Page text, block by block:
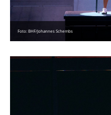
Foto: BHF/Johannes Schembs